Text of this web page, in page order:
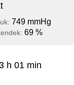
749 mmHg
69 %
h 01 min